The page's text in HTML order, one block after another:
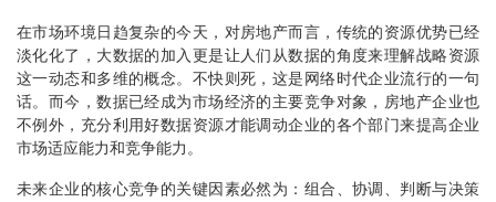
在市场环境日趋复杂的今天，对房地产而言，传统的资源优势已经
淡化化了，大数据的加入更是让人们从数据的角度来理解战略资源
这一动态和多维的概念。不快则死，这是网络时代企业流行的一句
话。而今，数据已经成为市场经济的主要竞争对象，房地产企业也
不例外，充分利用好数据资源才能调动企业的各个部门来提高企业
市场适应能力和竞争能力。
未来企业的核心竞争的关键因素必然为：组合、协调、判断与决策